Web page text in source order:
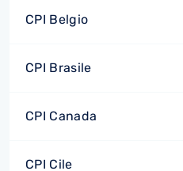
CPI Belgio
CPI Brasile
CPI Canada
CPI Cile